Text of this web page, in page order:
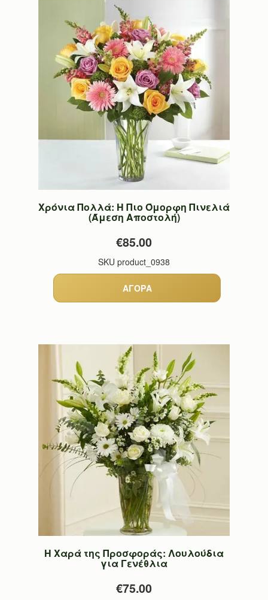
Χρόνια Πολλά: Η Πιο Όμορφη Πινελιά
(Άμεση Αποστολή)
€85.00
SKU product_0938
Η Χαρά της Προσφοράς: Λουλούδια
για Γενέθλια
€75.00